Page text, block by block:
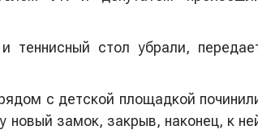
теннисный стол убрали,
с детской площадкой
новый замок, закрыв, наконец, к